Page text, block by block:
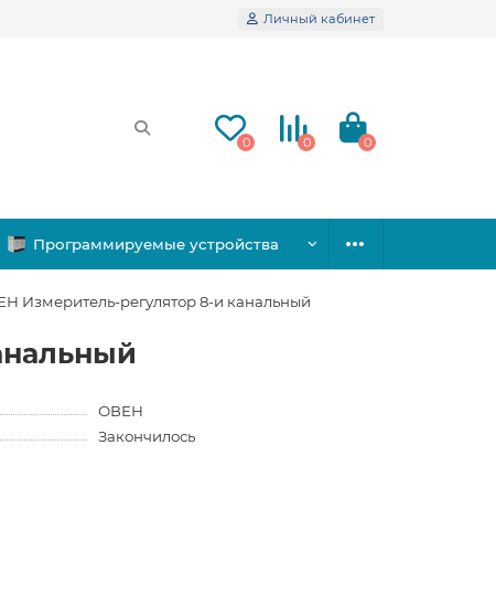
Личный кабинет
0 0 0
Программируемые устройства
Измеритель-регулятор 8-и канальный
ОВЕН
Закончилось